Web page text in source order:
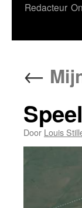
Redacteur
←
Door Louis